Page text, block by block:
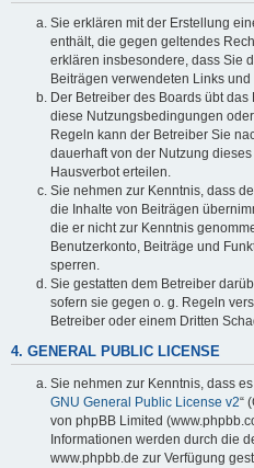
Sie erklären mit der Erstellung
enthält, die gegen geltendes
erklären insbesondere, dass Sie
Beiträgen verwendeten Links
Der Betreiber des Boards übt
diese Nutzungsbedingungen
Regeln kann der Betreiber Sie
dauerhaft von der Nutzung
Hausverbot erteilen.
Sie nehmen zur Kenntnis, dass
die Inhalte von Beiträgen
die er nicht zur Kenntnis
Benutzerkonto, Beiträge und
sperren.
Sie gestatten dem Betreiber
sofern sie gegen o. g. Regeln
Betreiber oder einem Dritten
4. GENERAL PUBLIC LICENSE
Sie nehmen zur Kenntnis, dass
GNU General Public License v2“
von phpBB Limited
Informationen werden durch die
www.phpbb.de zur Verfügung